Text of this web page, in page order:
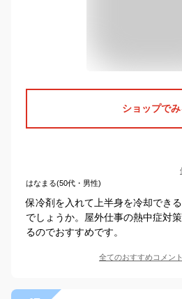
ショップでみ
はなまる(50代・男性)
保冷剤を入れて上半身を冷却でき
でしょうか。屋外仕事の熱中症対
るのでおすすめです。
全てのおすすめコメント